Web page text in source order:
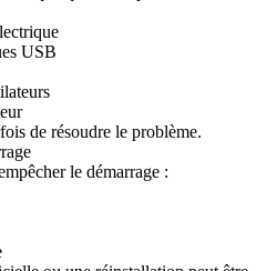
USB
de résoudre le problème.
le démarrage :